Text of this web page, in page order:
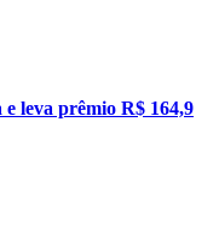
e leva prêmio R$ 164,9